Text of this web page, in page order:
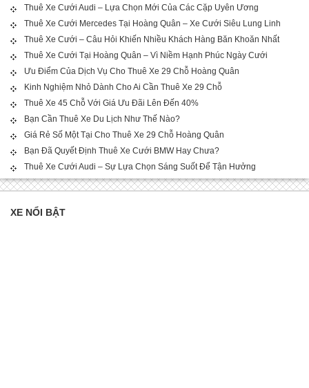
Thuê Xe Cưới Audi – Lựa Chọn Mới Của Các Cặp Uyên Ương
Thuê Xe Cưới Mercedes Tại Hoàng Quân – Xe Cưới Siêu Lung Linh
Thuê Xe Cưới – Câu Hỏi Khiến Nhiều Khách Hàng Băn Khoăn Nhất
Thuê Xe Cưới Tại Hoàng Quân – Vì Niềm Hạnh Phúc Ngày Cưới
Ưu Điểm Của Dịch Vụ Cho Thuê Xe 29 Chỗ Hoàng Quân
Kinh Nghiệm Nhỏ Dành Cho Ai Cần Thuê Xe 29 Chỗ
Thuê Xe 45 Chỗ Với Giá Ưu Đãi Lên Đến 40%
Bạn Cần Thuê Xe Du Lịch Như Thế Nào?
Giá Rẻ Số Một Tại Cho Thuê Xe 29 Chỗ Hoàng Quân
Bạn Đã Quyết Định Thuê Xe Cưới BMW Hay Chưa?
Thuê Xe Cưới Audi – Sự Lựa Chọn Sáng Suốt Để Tận Hưởng
XE NỔI BẬT